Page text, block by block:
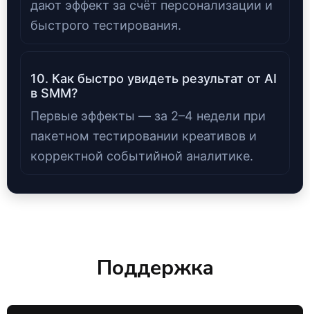
дают эффект за счёт персонализации и
быстрого тестирования.
10. Как быстро увидеть результат от AI
в SMM?
Первые эффекты — за 2–4 недели при
пакетном тестировании креативов и
корректной событийной аналитике.
Поддержка